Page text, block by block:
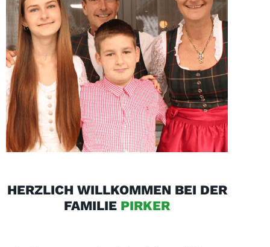
HERZLICH WILLKOMMEN BEI DER
FAMILIE PIRKER